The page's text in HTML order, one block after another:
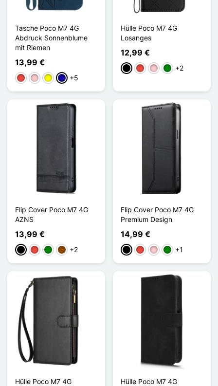
Tasche Poco M7 4G
Abdruck Sonnenblume
mit Riemen
13,99 €
Rot PinkGelbDunkelblau
+5
Hülle Poco M7 4G
Losanges
12,99 €
Schwarz
Rot PinkGrün+2
Flip Cover Poco M7 4G
AZNS
13,99 €
Schwarz
Rot GrünBraun
+2
Flip Cover Poco M7 4G
Premium Design
14,99 €
Schwarz
Rot PinkGrün+1
Hülle Poco M7 4G
Hülle Poco M7 4G